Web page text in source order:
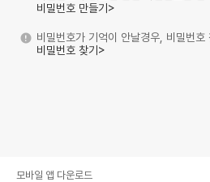
비밀번호 만들기>
비밀번호가 기억이 안날경우, 비밀번호
비밀번호 찾기>
모바일 앱 다운로드